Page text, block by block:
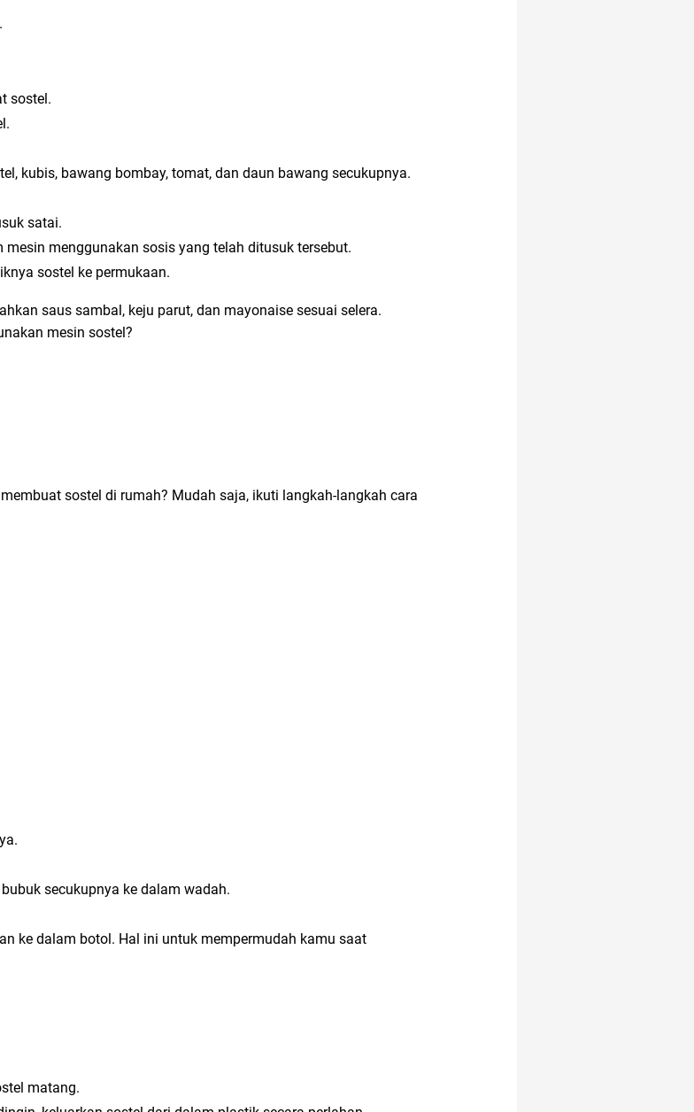
sostel.
kubis, bawang bombay, tomat, dan daun bawang secukupnya.
satai.
menggunakan sosis yang telah ditusuk tersebut.
sostel ke permukaan.
saus sambal, keju parut, dan mayonaise sesuai selera.
mesin sostel?
sostel di rumah? Mudah saja, ikuti langkah-langkah cara
secukupnya ke dalam wadah.
ke dalam botol. Hal ini untuk mempermudah kamu saat
matang.